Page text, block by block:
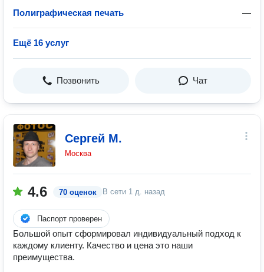
Полиграфическая печать —
Ещё 16 услуг
Позвонить Чат
Сергей М.
Москва
4.6 70 оценок В сети 1 д. назад
Паспорт проверен
Большой опыт сформировал индивидуальный подход к
каждому клиенту. Качество и цена это наши
преимущества.